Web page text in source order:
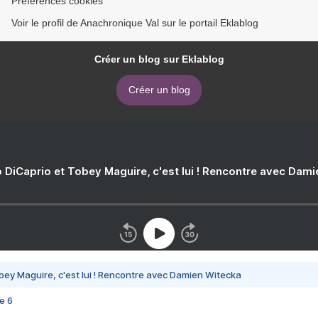
Voir le profil de Anachronique Val sur le portail Eklablog
Créer un blog sur Eklablog
Créer un blog
DiCaprio et Tobey Maguire, c'est lui ! Rencontre avec
Maguire, c'est lui ! Rencontre avec Damien Witecka
6